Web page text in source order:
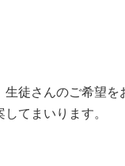
生徒さんのご希望
てまいります。